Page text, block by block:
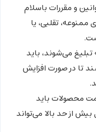
و مقررات باسلام
تقلبی، یا
می‌شوند، باید
تا در صورت افزایش
محصولات باید
از حد بالا می‌تواند